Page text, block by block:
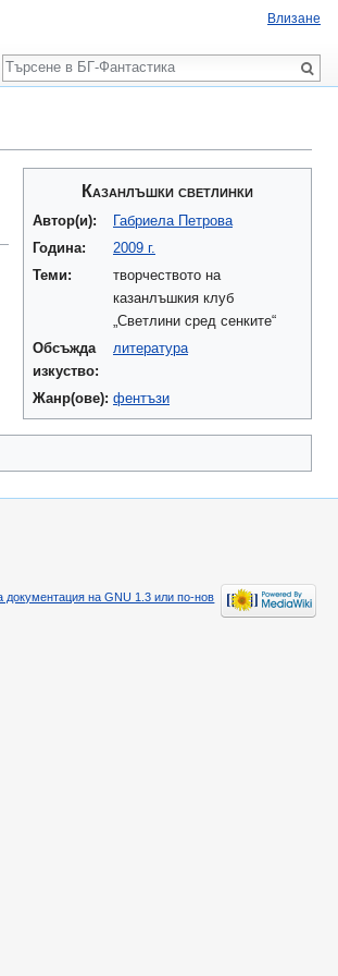
Казанлъшки светлинки
Автор(и):
Габриела Петрова
Година:
2009 г.
Теми:
творчеството на
казанлъшкия клуб
„Светлини сред сенките“
Обсъжда
изкуство:
литература
Жанр(ове): фентъзи
Влизане
Търсене